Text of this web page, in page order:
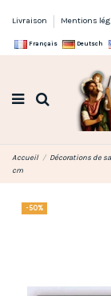
Livraison Mentions
Français Deutsch
Accueil Décorations de
cm
-50%